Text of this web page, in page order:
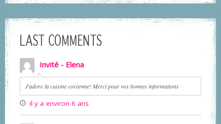
LAST COMMENTS
Invité - Elena
J'adore la cuisine coréenne! Merci pour vos bonnes informations
il y a environ 6 ans